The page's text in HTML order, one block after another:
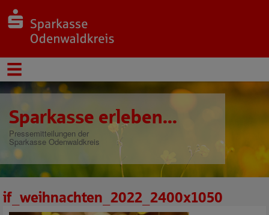
Sparkasse erleben...
Pressemitteilungen der
Sparkasse Odenwaldkreis
if_weihnachten_2022_2400x1050